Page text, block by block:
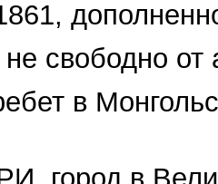
свободно от
в
город в